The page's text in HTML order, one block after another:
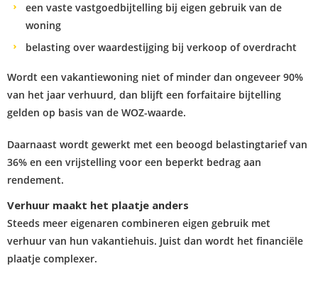
een vaste vastgoedbijtelling bij eigen gebruik van de
woning
belasting over waardestijging bij verkoop of overdracht
Wordt een vakantiewoning niet of minder dan ongeveer 90%
van het jaar verhuurd, dan blijft een forfaitaire bijtelling
gelden op basis van de WOZ-waarde.
Daarnaast wordt gewerkt met een beoogd belastingtarief van
36% en een vrijstelling voor een beperkt bedrag aan
rendement.
Verhuur maakt het plaatje anders
Steeds meer eigenaren combineren eigen gebruik met
verhuur van hun vakantiehuis. Juist dan wordt het financiële
plaatje complexer.